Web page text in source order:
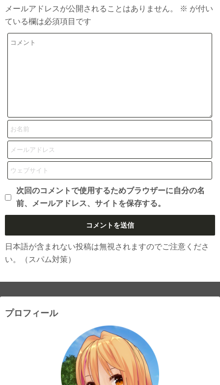
メールアドレスが公開されることはありません。 ※ が付い
ている欄は必須項目です
次回のコメントで使用するためブラウザーに自分の名
前、メールアドレス、サイトを保存する。
日本語が含まれない投稿は無視されますのでご注意くださ
い。（スパム対策）
プロフィール